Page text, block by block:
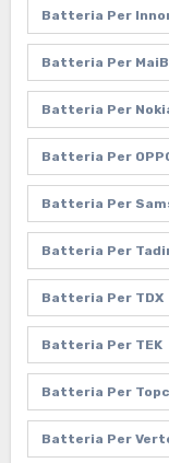
Batteria Per
Batteria Per
Batteria Per
Batteria Per
Batteria Per
Batteria Per
Batteria Per TDX
Batteria Per TEK
Batteria Per
Batteria Per